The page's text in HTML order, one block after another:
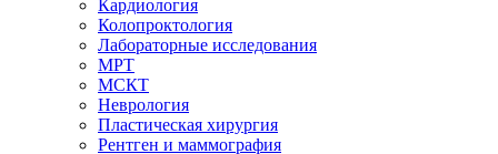
Кардиология
Колопроктология
Лабораторные исследования
МРТ
МСКТ
Неврология
Пластическая хирургия
Рентген и маммография